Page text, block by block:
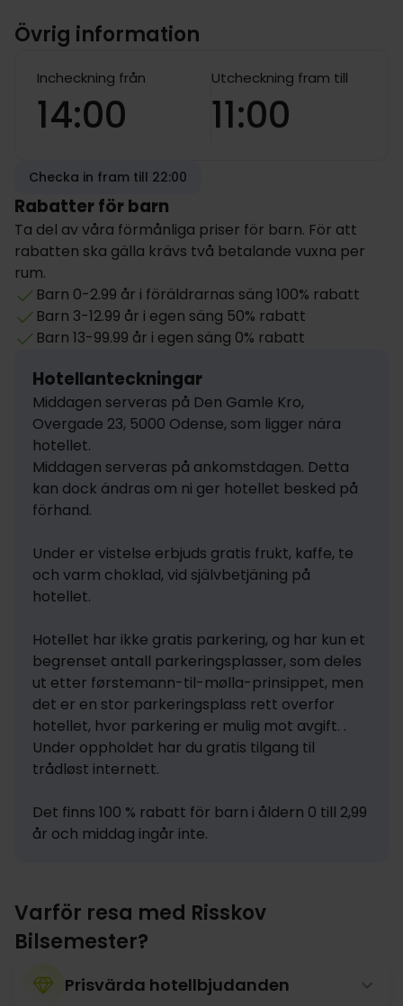
Övrig information
Incheckning från
14:00
Utcheckning fram till
11:00
Checka in fram till 22:00
Rabatter för barn
Ta del av våra förmånliga priser för barn. För att
rabatten ska gälla krävs två betalande vuxna per
rum.
Barn 0-2.99 år i föräldrarnas säng 100% rabatt
Barn 3-12.99 år i egen säng 50% rabatt
Barn 13-99.99 år i egen säng 0% rabatt
Hotellanteckningar
Middagen serveras på Den Gamle Kro,
Overgade 23, 5000 Odense, som ligger nära
hotellet.
Middagen serveras på ankomstdagen. Detta
kan dock ändras om ni ger hotellet besked på
förhand.
Under er vistelse erbjuds gratis frukt, kaffe, te
och varm choklad, vid självbetjäning på
hotellet.
Hotellet har ikke gratis parkering, og har kun et
begrenset antall parkeringsplasser, som deles
ut etter førstemann-til-mølla-prinsippet, men
det er en stor parkeringsplass rett overfor
hotellet, hvor parkering er mulig mot avgift. .
Under oppholdet har du gratis tilgang til
trådløst internett.
Det finns 100 % rabatt för barn i åldern 0 till 2,99
år och middag ingår inte.
Varför resa med Risskov
Bilsemester?
Prisvärda hotellbjudanden